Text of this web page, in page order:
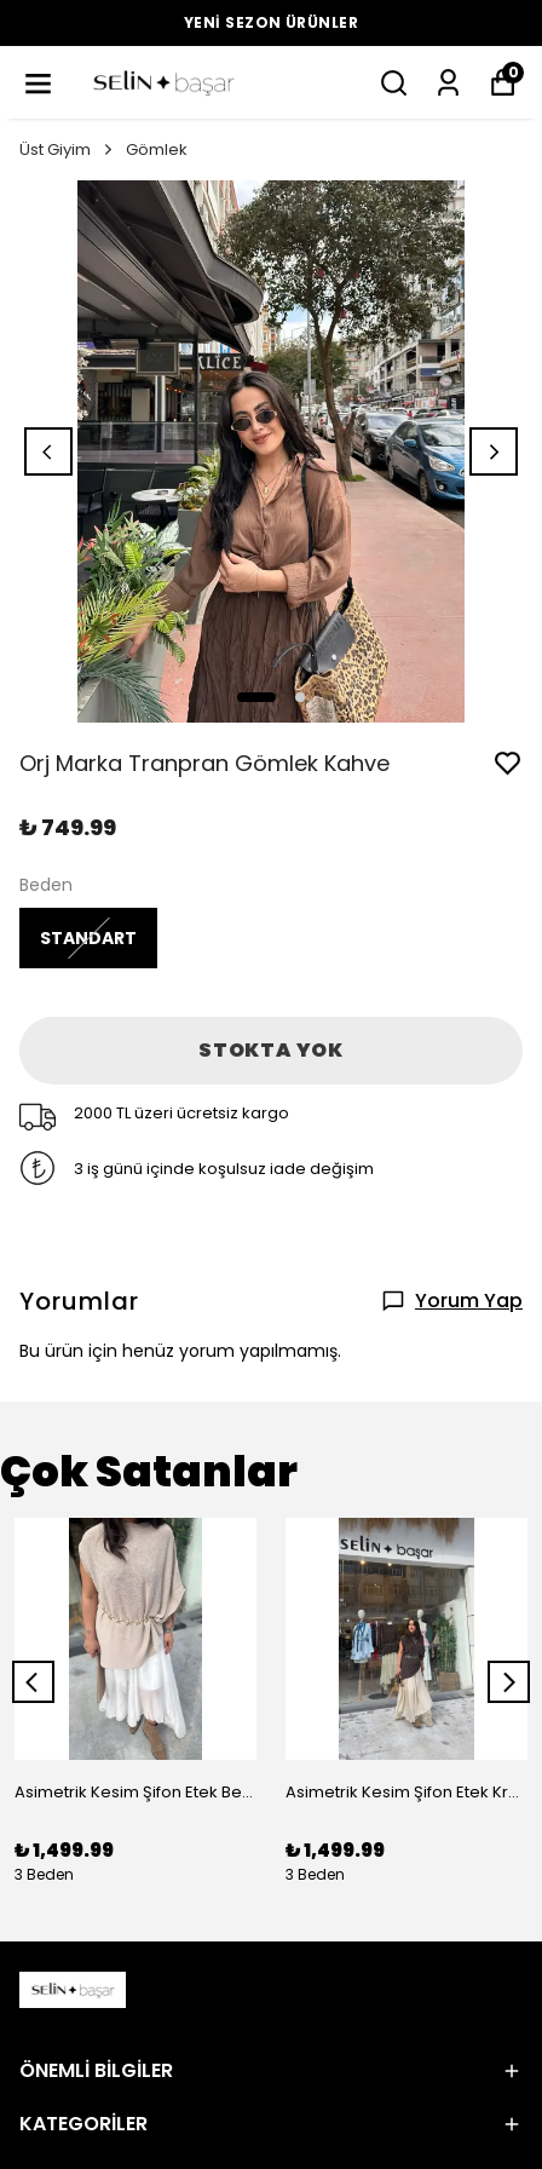
YENI SEZON ÜRÜNLER
0
Üst Giyim Gömlek
Orj Marka Tranpran Gömlek Kahve
₺ 749.99
Beden
STANDART
STOKTA YOK
2000 TL üzeri ücretsiz kargo
3 iş günü içinde koşulsuz iade değişim
Yorumlar Yorum Yap
Bu ürün için henüz yorum yapılmamış.
Çok Satanlar
Asimetrik Kesim Şifon Etek Beyaz
₺ 1,499.99
3 Beden
Asimetrik Kesim Şifon Etek Krem
₺ 1,499.99
3 Beden
ÖNEMLİ BİLGİLER
KATEGORİLER